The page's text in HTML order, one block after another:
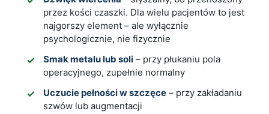
przez kości czaszki. Dla wielu pacjentów to jest
najgorszy element – ale wyłącznie
psychologicznie, nie fizycznie
Smak metalu lub soli – przy płukaniu pola
operacyjnego, zupełnie normalny
Uczucie pełności w szczęce – przy zakładaniu
szwów lub augmentacji